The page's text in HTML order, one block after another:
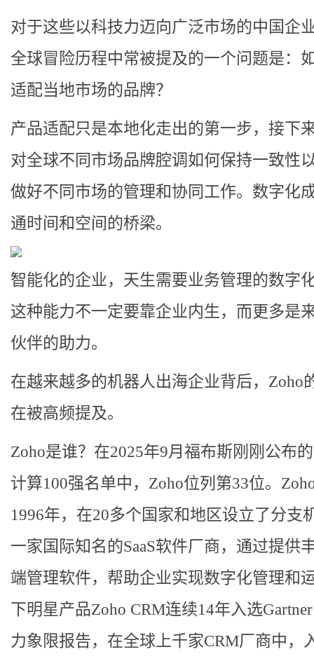
对于这些以科技力迈向广泛市场的中国企
全球冒险历程中常被提及的一个问题是：
适配当地市场的品牌？
产品适配只是本地化走出的第一步，接下
对全球不同市场品牌腔调如何保持一致性
做好不同市场的管理和协同工作。数字化
通时间和空间的桥梁。
智能化的企业，天生需要业务管理的数字
这种能力不一定要靠企业内生，而更多是
伙伴的助力。
在越来越多的机器人出海企业背后，Zoho
在被高频提及。
Zoho是谁？在2025年9月福布斯刚刚公布
计算100强名单中，Zoho位列第33位。
1996年，在20多个国家和地区设立了分支
一家国际知名的SaaS软件厂商，通过提供
端管理软件，帮助企业实现数字化管理和
下明星产品Zoho CRM连续14年入选
力象限报告，在全球上千家CRM厂商中，